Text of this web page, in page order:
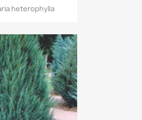
rápida
heterophylla